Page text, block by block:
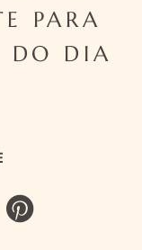
PARA
DO DIA